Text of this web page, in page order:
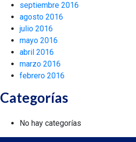
septiembre 2016
agosto 2016
julio 2016
mayo 2016
abril 2016
marzo 2016
febrero 2016
Categorías
No hay categorías